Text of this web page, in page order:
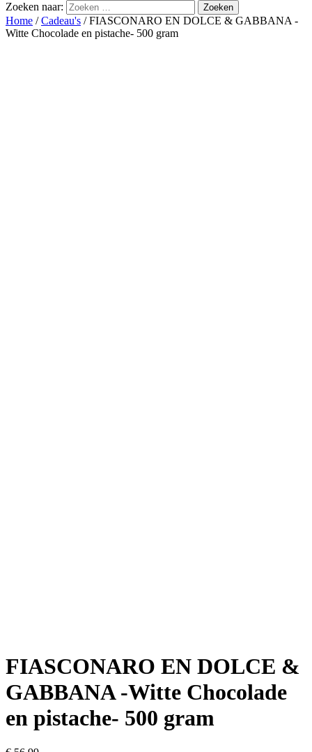
Zoeken naar:
Home /Cadeau's / FIASCONARO EN DOLCE & GABBANA -
Witte Chocolade en pistache- 500 gram
FIASCONARO EN DOLCE &
GABBANA -Witte Chocolade
en pistache- 500 gram